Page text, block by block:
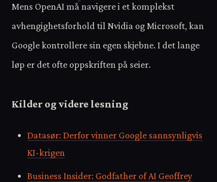
Mens OpenAI må navigere i et komplekst
avhengighetsforhold til Nvidia og Microsoft, kan
Google kontrollere sin egen skjebne. I det lange
løp er det ofte oppskriften på seier.
Kilder og videre lesning
Datasør: Derfor vinner Google sannsynligvis
KI-krigen
Business Insider: Godfather of AI Geoffrey